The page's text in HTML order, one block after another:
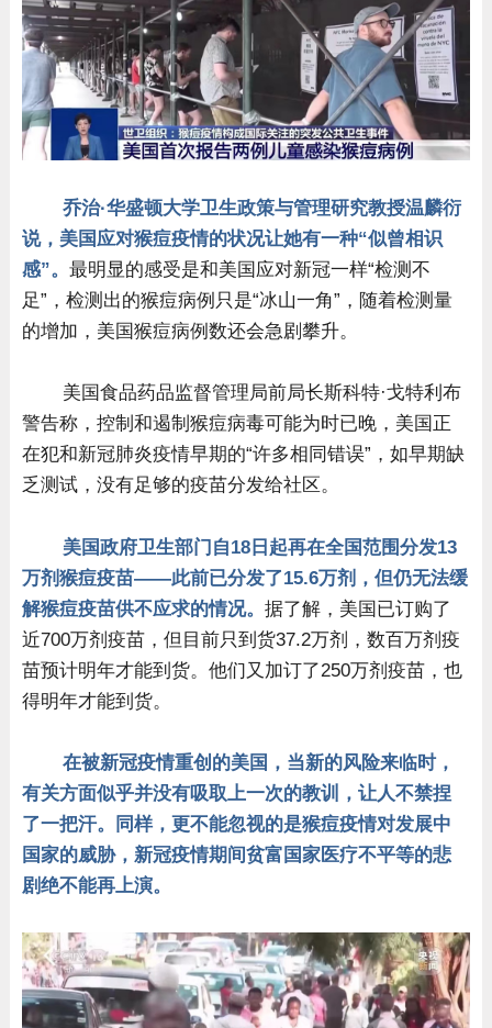
乔治·华盛顿大学卫生政策与管理研究教授温麟衍
说，美国应对猴痘疫情的状况让她有一种“似曾相识
感”。最明显的感受是和美国应对新冠一样“检测不
足”，检测出的猴痘病例只是“冰山一角”，随着检测量
的增加，美国猴痘病例数还会急剧攀升。
美国食品药品监督管理局前局长斯科特·戈特利布
警告称，控制和遏制猴痘病毒可能为时已晚，美国正
在犯和新冠肺炎疫情早期的“许多相同错误”，如早期缺
乏测试，没有足够的疫苗分发给社区。
美国政府卫生部门自18日起再在全国范围分发13
万剂猴痘疫苗——此前已分发了15.6万剂，但仍无法缓
解猴痘疫苗供不应求的情况。据了解，美国已订购了
近700万剂疫苗，但目前只到货37.2万剂，数百万剂疫
苗预计明年才能到货。他们又加订了250万剂疫苗，也
得明年才能到货。
在被新冠疫情重创的美国，当新的风险来临时，
有关方面似乎并没有吸取上一次的教训，让人不禁捏
了一把汗。同样，更不能忽视的是猴痘疫情对发展中
国家的威胁，新冠疫情期间贫富国家医疗不平等的悲
剧绝不能再上演。